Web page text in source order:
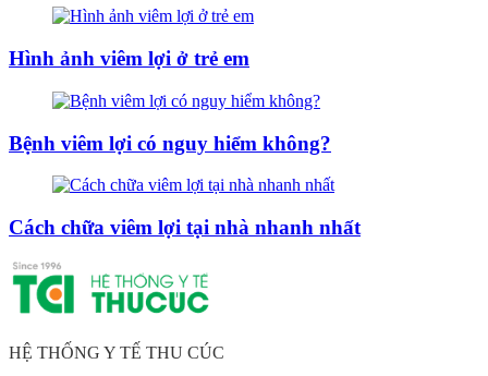
Hình ảnh viêm lợi ở trẻ em
Bệnh viêm lợi có nguy hiểm không?
Cách chữa viêm lợi tại nhà nhanh nhất
HỆ THỐNG Y TẾ THU CÚC